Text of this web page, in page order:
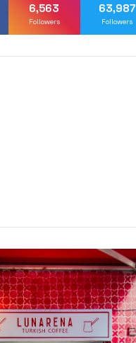
6,563
Followers
63,987
Followers